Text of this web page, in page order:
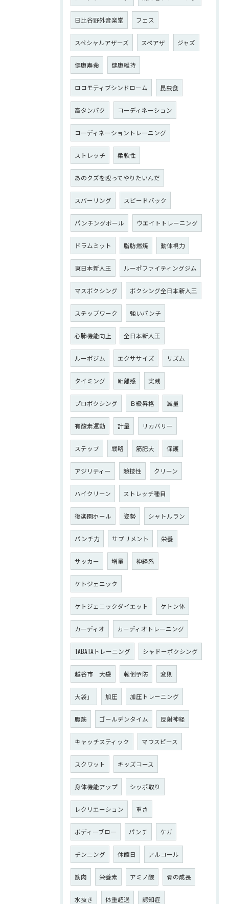
日比谷野外音楽堂 フェス
スペシャルアザーズ スペアザ ジャズ
健康寿命 健康維持
ロコモティブシンドローム 昆虫食
高タンパク コーディネーション
コーディネーショントレーニング
ストレッチ 柔軟性
あのクズを殴ってやりたいんだ
スパーリング スピードバック
パンチングボール ウエイトトレーニング
ドラムミット 脂肪燃焼 動体視力
東日本新人王 ルーポファイティングジム
マスボクシング ボクシング全日本新人王
ステップワーク 強いパンチ
心肺機能向上 全日本新人王
ルーポジム エクササイズ リズム
タイミング 距離感 実践
プロボクシング Ｂ級昇格 減量
有酸素運動 計量 リカバリー
ステップ 戦略 筋肥大 保護
アジリティー 競技性 クリーン
ハイクリーン ストレッチ種目
後楽園ホール 姿勢 シャトルラン
パンチ力 サプリメント 栄養
サッカー 増量 神経系
ケトジェニック
ケトジェニックダイエット ケトン体
カーディオ カーディオトレーニング
TABATAトレーニング シャドーボクシング
越谷市 大袋 転倒予防 変則
大袋」 加圧 加圧トレーニング
腹筋 ゴールデンタイム 反射神経
キャッチスティック マウスピース
スクワット キッズコース
身体機能アップ シッポ取り
レクリエーション 重さ
ボディーブロー パンチ ケガ
チンニング 休館日 アルコール
筋肉 栄養素 アミノ酸 骨の成長
水抜き 体重超過 認知症